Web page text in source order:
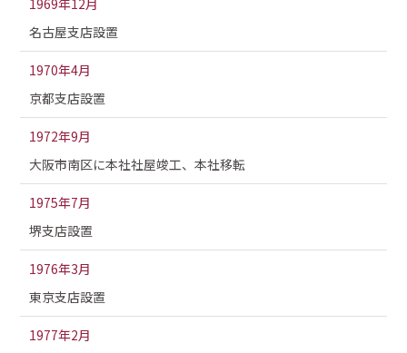
1969年12月
名古屋支店設置
1970年4月
京都支店設置
1972年9月
大阪市南区に本社社屋竣工、本社移転
1975年7月
堺支店設置
1976年3月
東京支店設置
1977年2月